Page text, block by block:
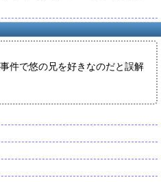
件で悠の兄を好きなのだと誤解